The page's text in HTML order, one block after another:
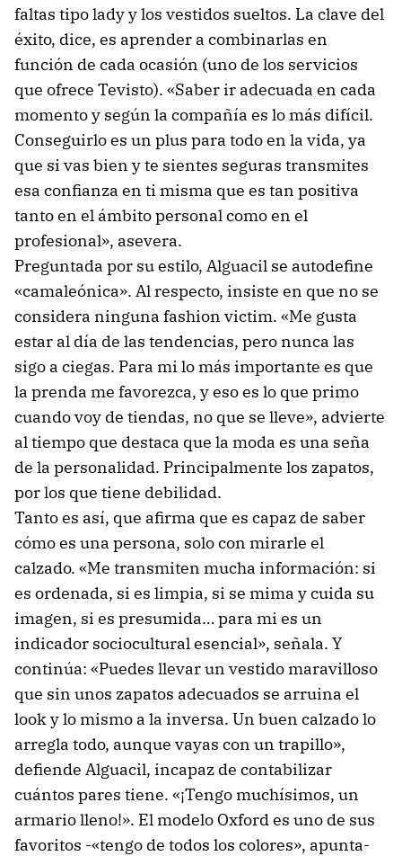
faltas tipo lady y los vestidos sueltos. La clave del
éxito, dice, es aprender a combinarlas en
función de cada ocasión (uno de los servicios
que ofrece Tevisto). «Saber ir adecuada en cada
momento y según la compañía es lo más difícil.
Conseguirlo es un plus para todo en la vida, ya
que si vas bien y te sientes seguras transmites
esa confianza en ti misma que es tan positiva
tanto en el ámbito personal como en el
profesional», asevera.
Preguntada por su estilo, Alguacil se autodefine
«camaleónica». Al respecto, insiste en que no se
considera ninguna fashion victim. «Me gusta
estar al día de las tendencias, pero nunca las
sigo a ciegas. Para mi lo más importante es que
la prenda me favorezca, y eso es lo que primo
cuando voy de tiendas, no que se lleve», advierte
al tiempo que destaca que la moda es una seña
de la personalidad. Principalmente los zapatos,
por los que tiene debilidad.
Tanto es así, que afirma que es capaz de saber
cómo es una persona, solo con mirarle el
calzado. «Me transmiten mucha información: si
es ordenada, si es limpia, si se mima y cuida su
imagen, si es presumida… para mi es un
indicador sociocultural esencial», señala. Y
continúa: «Puedes llevar un vestido maravilloso
que sin unos zapatos adecuados se arruina el
look y lo mismo a la inversa. Un buen calzado lo
arregla todo, aunque vayas con un trapillo»,
defiende Alguacil, incapaz de contabilizar
cuántos pares tiene. «¡Tengo muchísimos, un
armario lleno!». El modelo Oxford es uno de sus
favoritos -«tengo de todos los colores», apunta-